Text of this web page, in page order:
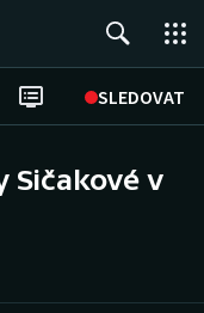
SLEDOVAT
Sičakové v